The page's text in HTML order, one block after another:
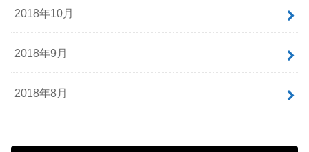
2018年10月
2018年9月
2018年8月